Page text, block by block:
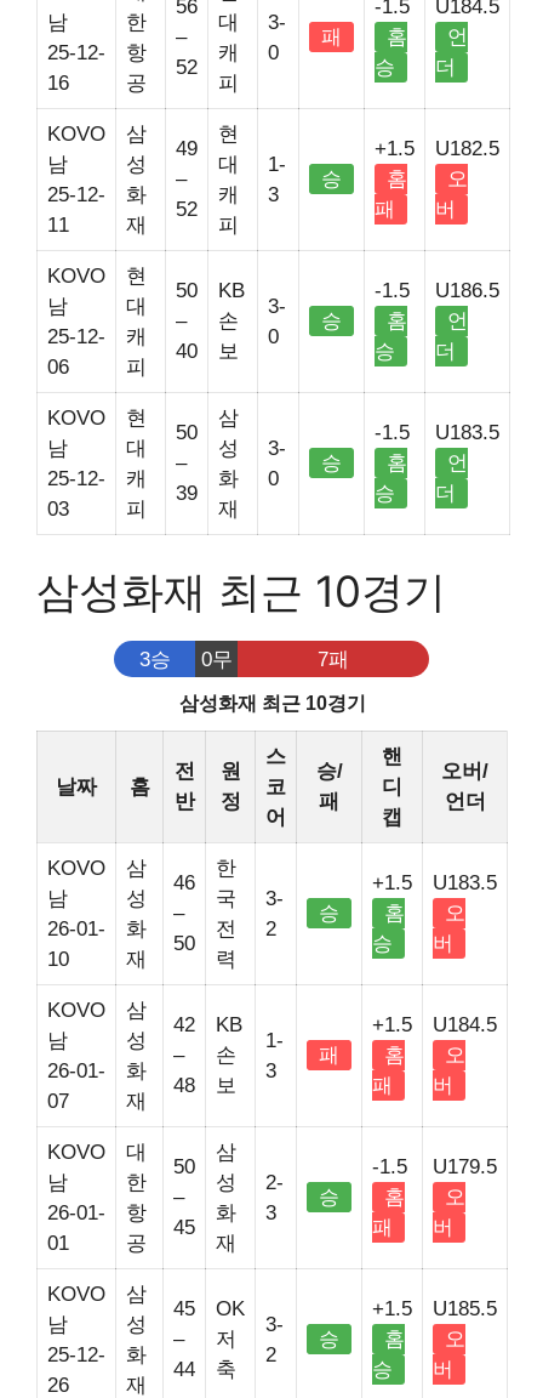
남
25-12-
16
한
항
공
56
–
52
대
캐
피
3-
0
패
-1.5
홈
승
U184.5
언
더
KOVO
남
25-12-
11
삼
성
화
재
49
–
52
현
대
캐
피
1-
3
승
+1.5
홈
패
U182.5
오
버
KOVO
남
25-12-
06
현
대
캐
피
50
–
40
KB
손
보
3-
0
승
-1.5
홈
승
U186.5
언
더
KOVO
남
25-12-
03
현
대
캐
피
50
–
39
삼
성
화
재
3-
0
승
-1.5
홈
승
U183.5
언
더
삼성화재 최근 10경기
3승 0무 7패
삼성화재 최근 10경기
날짜 홈
전
반
원
정
스
코
어
승/
패
핸
디
캡
오버/
언더
KOVO
남
26-01-
10
삼
성
화
재
46
–
50
한
국
전
력
3-
2
승
+1.5
홈
승
U183.5
오
버
KOVO
남
26-01-
07
삼
성
화
재
42
–
48
KB
손
보
1-
3
패
+1.5
홈
패
U184.5
오
버
KOVO
남
26-01-
01
대
한
항
공
50
–
45
삼
성
화
재
2-
3
승
-1.5
홈
패
U179.5
오
버
KOVO
남
25-12-
26
삼
성
화
재
45
–
44
OK
저
축
3-
2
승
+1.5
홈
승
U185.5
오
버